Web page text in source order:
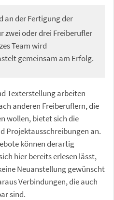
an der Fertigung der
zwei oder drei Freiberufler
Team wird
gemeinsam am Erfolg.
Texterstellung arbeiten
anderen Freiberuflern, die
wollen, bietet sich die
Projektausschreibungen an.
können derartig
hier bereits erlesen lässt,
Neuanstellung gewünscht
Verbindungen, die auch
sind.